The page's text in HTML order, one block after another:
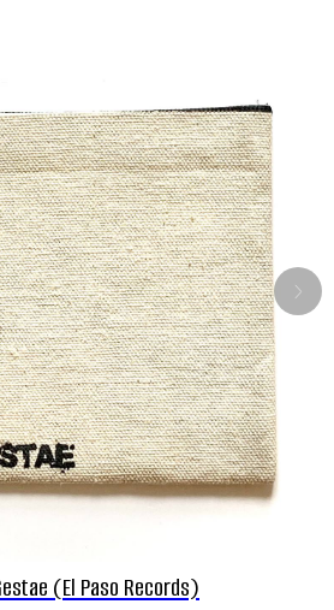
(El Paso Records)
CD